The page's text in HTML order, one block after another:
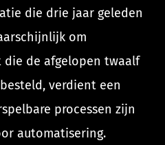
die drie jaar geleden
om
die de afgelopen twaalf
verdient een
processen zijn
automatisering.